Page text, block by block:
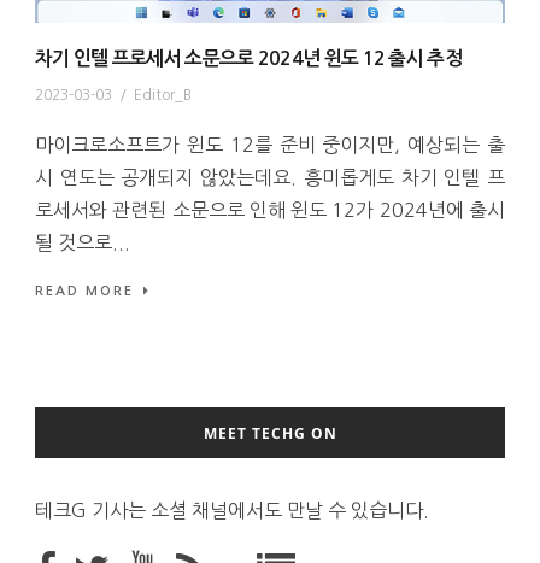
차기 인텔 프로세서 소문으로 2024년 윈도 12 출시 추정
2023-03-03 / Editor_B
마이크로소프트가 윈도 12를 준비 중이지만, 예상되는 출
시 연도는 공개되지 않았는데요. 흥미롭게도 차기 인텔 프
로세서와 관련된 소문으로 인해 윈도 12가 2024년에 출시
될 것으로...
READ MORE
MEET TECHG ON
테크G 기사는 소셜 채널에서도 만날 수 있습니다.